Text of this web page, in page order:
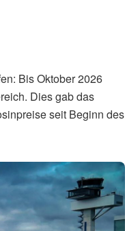
Bis Oktober 2026
Dies gab das
seit Beginn des